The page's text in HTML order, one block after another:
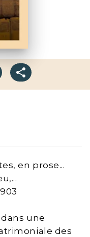
en prose...
une
des